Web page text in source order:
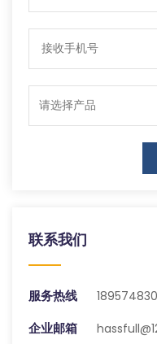
联系我们
服务热线
企业邮箱